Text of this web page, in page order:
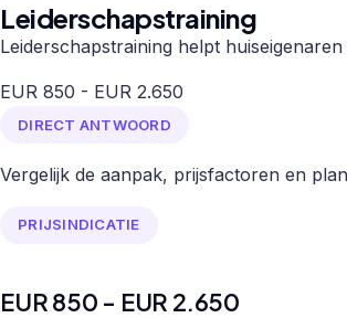
Leiderschapstraining
Leiderschapstraining helpt
EUR 850 - EUR 2.650
DIRECT ANTWOORD
Vergelijk de aanpak, prijsfactoren en
PRIJSINDICATIE
EUR 850 - EUR 2.650